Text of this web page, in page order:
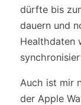
dürfte bis
dauern und
Healthdaten
Auch ist mir
der Apple